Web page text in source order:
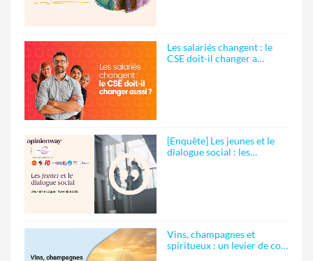
Les salariés changent : le
CSE doit-il changer a…
[Enquête] Les jeunes et le
dialogue social : les…
Vins, champagnes et
spiritueux : un levier de co…